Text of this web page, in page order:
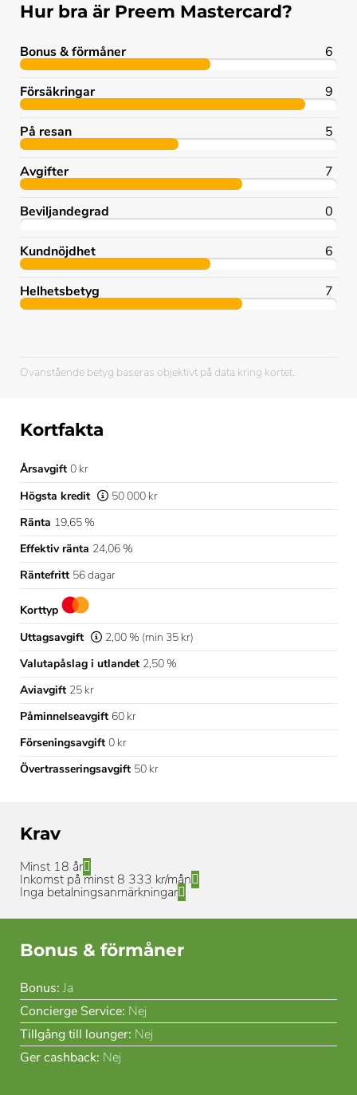
Hur bra är Preem Mastercard?
Bonus & förmåner 6
Försäkringar 9
På resan 5
Avgifter 7
Beviljandegrad 0
Kundnöjdhet 6
Helhetsbetyg 7
Ovanstående betyg baseras objektivt på data kring kortet.
Kortfakta
Årsavgift 0 kr
Högsta kredit
50 000 kr
Ränta 19,65 %
Effektiv ränta 24,06 %
Räntefritt 56 dagar
Korttyp
Uttagsavgift
2,00 % (min 35 kr)
Valutapåslag i utlandet 2,50 %
Aviavgift 25 kr
Påminnelseavgift 60 kr
Förseningsavgift 0 kr
Övertrasseringsavgift 50 kr
Krav
Minst 18 år
Inkomst på minst 8 333 kr/mån
Inga betalningsanmärkningar
Bonus & förmåner
Bonus: Ja
Concierge Service: Nej
Tillgång till lounger: Nej
Ger cashback: Nej